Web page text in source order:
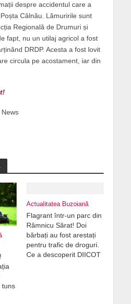
despre accidentul care a
Câlnău. Lămuririle sunt
Regională de Drumuri și
fapt, nu un utilaj agricol a fost
DRDP. Acesta a fost lovit
circula pe acostament, iar din
tuns
Actualitatea Buzoiană
Flagrant într-un parc din
Râmnicu Sărat! Doi
bărbați au fost arestați
pentru trafic de droguri.
Ce a descoperit DIICOT